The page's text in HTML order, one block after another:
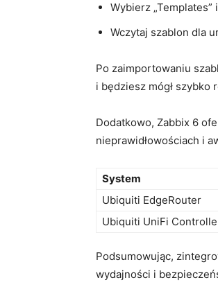
Wybierz
Wczytaj‌ szablon dla
Po zaimportowaniu⁣
i będziesz mógł szybko
Dodatkowo, Zabbix 6
nieprawidłowościach i
System
Ubiquiti EdgeRouter
Ubiquiti UniFi
Podsumowując,
wydajności i